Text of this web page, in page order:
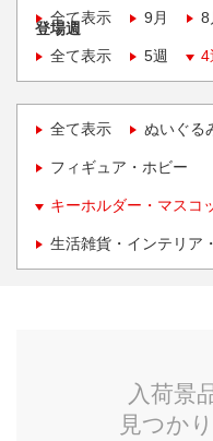
全て表示
9月 8
登場週
全て表示
5週 4
全て表示 ぬいぐる
フィギュア・ホビー
キーホルダー・マスコ
生活雑貨・インテリア